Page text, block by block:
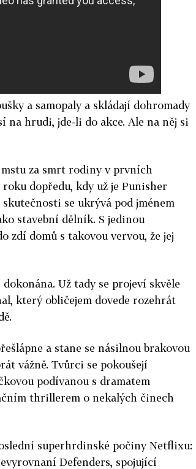
a samopaly a skládají dohromady
na hrudi, jde-li do akce. Ale na něj si
za smrt rodiny v prvních
dopředu, kdy už je Punisher
se ukrývá pod jménem
stavební dělník. S jedinou
zdí domů s takovou vervou, že jej
Už tady se projeví skvěle
který obličejem dovede rozehrát
a stane se násilnou brakovou
vážně. Tvůrci se pokoušejí
podívanou s dramatem
thrillerem o nekalých činech
superhrdinské počiny Netflixu:
Defenders, spojující